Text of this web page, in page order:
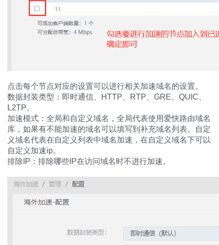
点击每个节点对应的设置可以进行相关加速域名的设置。
数据封装类型：即时通信、HTTP、RTP、GRE、QUIC、
L2TP。
加速模式：全局和自定义域名 ， 全局代表使用爱快路由域名
库，如果有不能加速的域名可以填写到补充域名列表。自定
义域名代表在自定义列表中域名加速，在自定义域名下可以
自定义加速ip。
排除IP：排除哪些IP在访问域名时不进行加速。